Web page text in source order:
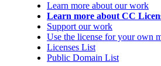
Learn more about our work
Learn more about CC
Support our work
Use the license for your own
Licenses List
Public Domain List